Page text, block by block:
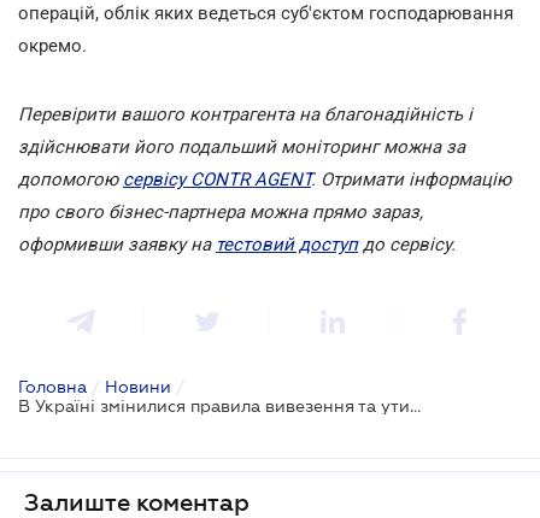
операцій, облік яких ведеться суб'єктом господарювання
окремо.
Перевірити вашого контрагента на благонадійність і
здійснювати його подальший моніторинг можна за
допомогою сервісу CONTR AGENT. Отримати інформацію
про свого бізнес-партнера можна прямо зараз,
оформивши заявку на тестовий доступдо сервісу.
Головна / Новини /
В Україні змінилися правила вивезення та утилізації сміття
Залиште коментар